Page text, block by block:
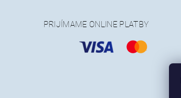
PRIJÍMAME ONLINE PLATBY